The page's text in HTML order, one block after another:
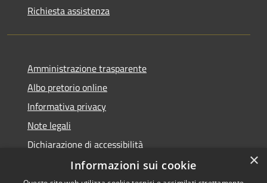
Richiesta assistenza
Amministrazione trasparente
Albo pretorio online
Informativa privacy
Note legali
Dichiarazione di accessibilità
×
Informazioni sui cookie